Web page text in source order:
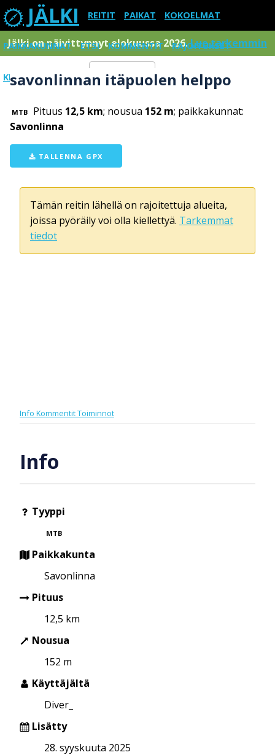
JÄLKI REITIT PAIKAT KOKOELMAT
PAIKKAKUNNAT ETSI KOMMENTIT RAJOITUKSET
KIRJAUDU SISÄÄN Menu
Jälki on päivittynnyt elokuussa 2026.Lue tarkemmin
savonlinnan itäpuolen helppo
MTB Pituus 12,5 km; nousua 152 m; paikkakunnat:
Savonlinna
TALLENNA GPX
Tämän reitin lähellä on rajoitettuja alueita,
joissa pyöräily voi olla kiellettyä. Tarkemmat
tiedot
Info KommentitToiminnot
Info
Tyyppi
MTB
Paikkakunta
Savonlinna
Pituus
12,5 km
Nousua
152 m
Käyttäjältä
Diver_
Lisätty
28. syyskuuta 2025